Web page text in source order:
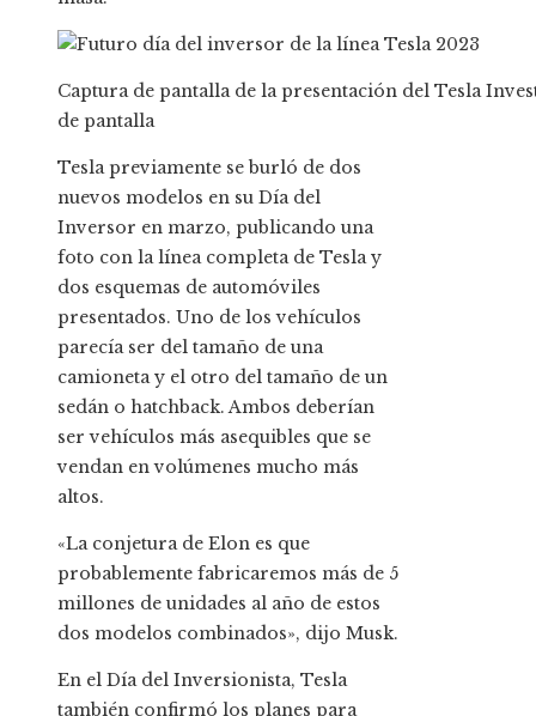
Captura de pantalla de la presentación del Tesla
de pantalla
Tesla previamente se burló de dos
nuevos modelos en su Día del
Inversor en marzo, publicando una
foto con la línea completa de Tesla y
dos esquemas de automóviles
presentados. Uno de los vehículos
parecía ser del tamaño de una
camioneta y el otro del tamaño de un
sedán o hatchback. Ambos deberían
ser vehículos más asequibles que se
vendan en volúmenes mucho más
altos.
«La conjetura de Elon es que
probablemente fabricaremos más de 5
millones de unidades al año de estos
dos modelos combinados», dijo Musk.
En el Día del Inversionista, Tesla
también confirmó los planes para